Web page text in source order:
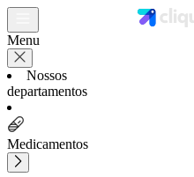
Menu
Nossos
departamentos
Medicamentos